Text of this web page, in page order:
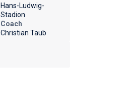
Hans-Ludwig-
Stadion
Coach
Christian Taub